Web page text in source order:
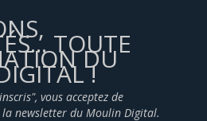
TOUTE
DU
!
vous acceptez de
newsletter du Moulin Digital.